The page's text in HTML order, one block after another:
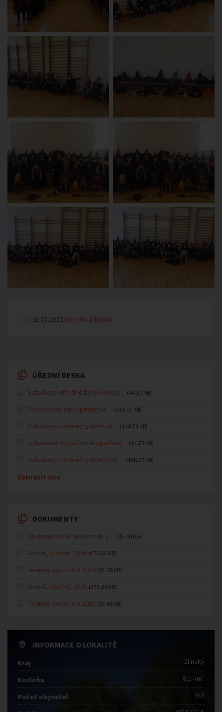
01.05.2022 Mateřská školka
ÚŘEDNÍ DESKA
Schválený střednědobý výhled… (44.50 KB)
Počet členů zastupitelstva… (231.00 KB)
Schválený závěrečný účet za… (148.78 KB)
Schválené rozpočtové opatření… (14.73 KB)
Schválený závěrečný účet DSO… (106.20 KB)
Zobrazit více
DOKUMENTY
Reklamační řád vodovodu a… (45.40 KB)
Vodné, stočné_2026 (475.06 KB)
Termíny svozu KO 2026 (91.38 KB)
Vodné, stočné_2025 (272.84 KB)
Termíny svozu KO 2025 (27.46 KB)
INFORMACE O LOKALITĚ
Kraj Zlínský
Rozloha 8,1 km2
Počet obyvatel 308